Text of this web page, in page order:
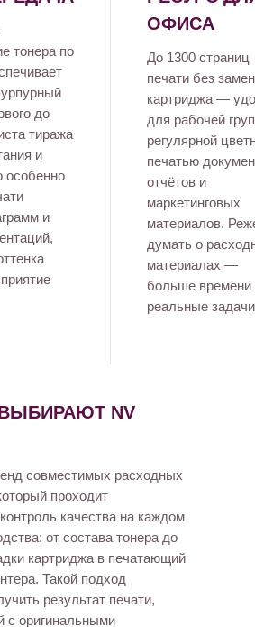
тонера по
до
тиража
и
особенно
и
ОФИСА
До 1300 страниц
печати без
картриджа —
для рабочей
регулярной
печатью
отчётов и
маркетинговых
материалов.
думать о
материалах —
больше времени
реальные
NV
совместимых расходных
проходит
качества на каждом
от состава тонера до
картриджа в печатающий
Такой подход
результат печати,
с оригинальными